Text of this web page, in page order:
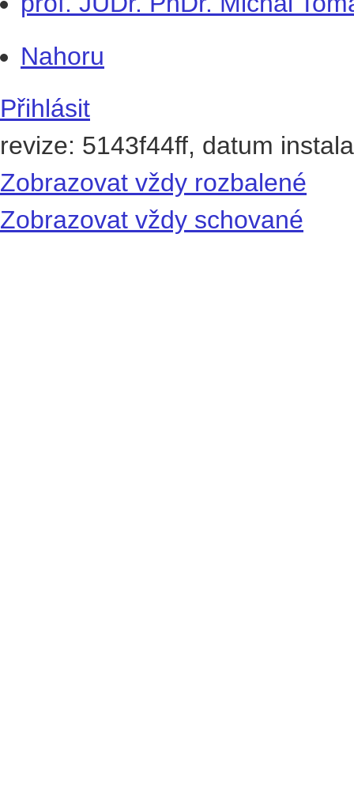
Nahoru
Přihlásit
revize: 5143f44ff, datum
Zobrazovat vždy rozbalené
Zobrazovat vždy schované